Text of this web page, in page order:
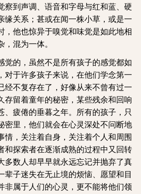
察到声调、语音和字母与红和蓝、硬
缘关系；甚或在闻一株小草，或是一
，他也惊异于嗅觉和味觉是如此地相
混为一体。
觉的，虽然不是所有孩子的感觉都如
对于许多孩子来说，在他们学念第一
经不复存在了，好像从来不曾有过一
存留着童年的秘密，某些残余和回响
、疲倦的垂暮之年。所有的孩子，只
密里，他们就会在心灵深处不问断地
情，关注着自身，关注着个人和周围
和探索者在逐渐成熟的过程中又回转
多数人却早早就永远忘记并抛弃了真
辈子迷失在无止境的烦恼、愿望和目
非属于人们的心灵，更不能将他们领